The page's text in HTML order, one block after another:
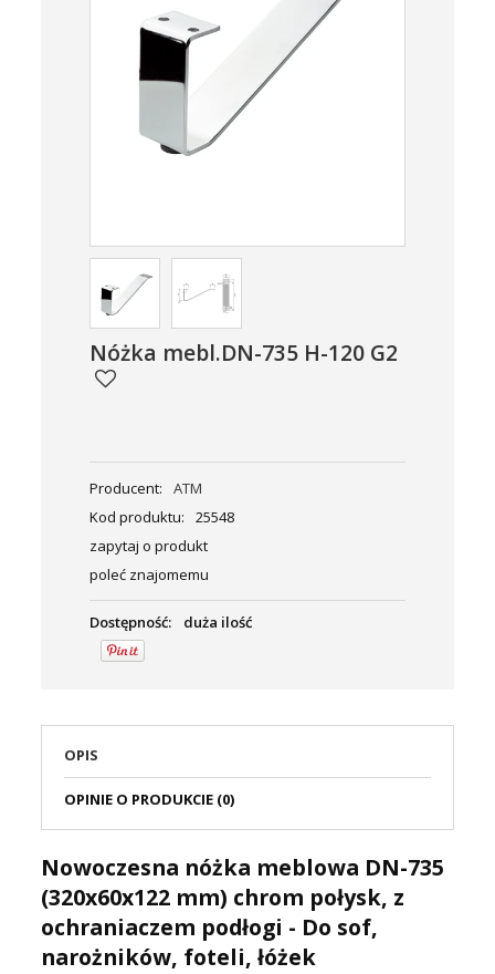
Nóżka mebl.DN-735 H-120 G2
Producent:
ATM
Kod produktu:
25548
zapytaj o produkt
poleć znajomemu
Dostępność: duża ilość
OPIS
OPINIE O PRODUKCIE (0)
Nowoczesna nóżka meblowa DN-735
(320x60x122 mm) chrom połysk, z
ochraniaczem podłogi - Do sof,
narożników, foteli, łóżek